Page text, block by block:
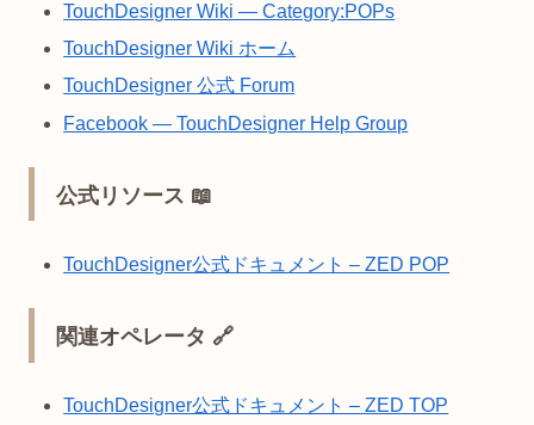
TouchDesigner Wiki — Category:POPs
TouchDesigner Wiki ホーム
TouchDesigner 公式 Forum
Facebook — TouchDesigner Help Group
公式リソース 📖
TouchDesigner公式ドキュメント – ZED POP
関連オペレータ 🔗
TouchDesigner公式ドキュメント – ZED TOP